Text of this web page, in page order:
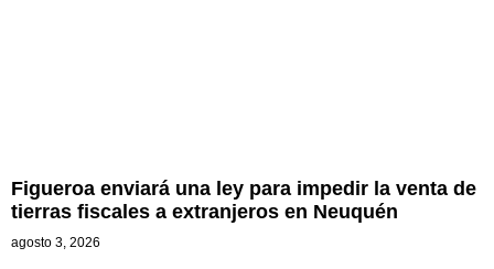
Figueroa enviará una ley para impedir la venta de
tierras fiscales a extranjeros en Neuquén
agosto 3, 2026